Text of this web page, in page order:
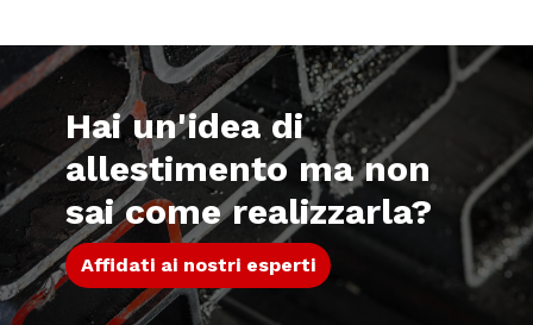
Hai un'idea di
allestimento ma non
sai come realizzarla?
Affidati ai nostri esperti